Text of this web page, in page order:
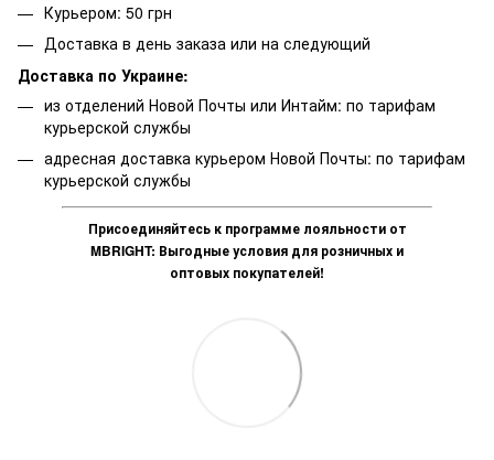
Курьером: 50 грн
Доставка в день заказа или на следующий
Доставка по Украине:
из отделений Новой Почты или Интайм: по тарифам
курьерской службы
адресная доставка курьером Новой Почты: по тарифам
курьерской службы
Присоединяйтесь к программе лояльности от
MBRIGHT: Выгодные условия для розничных и
оптовых покупателей!